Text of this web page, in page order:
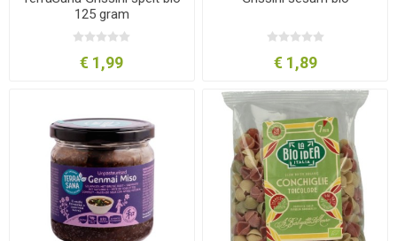
125 gram
€ 1,99 € 1,89